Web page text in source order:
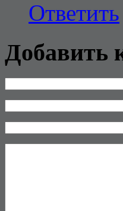
Ответить
Добавить